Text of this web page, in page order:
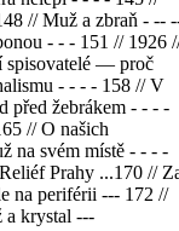
// Muž a zbraň - --
- - - 151 // 1926
spisovatelé — proč
- - - - 158 // V
před žebrákem - - - -
// O našich
na svém místě - - - -
Prahy ...170 //
na periférii --- 172 //
a krystal ---